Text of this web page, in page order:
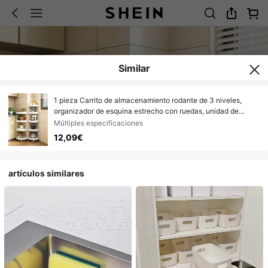
Similar
1 pieza Carrito de almacenamiento rodante de 3 niveles,
organizador de esquina estrecho con ruedas, unidad de
estantería móvil delgada para baño, cocina, lavandería &
espacios pequeños
Múltiples especificaciones
12,09€
artículos similares